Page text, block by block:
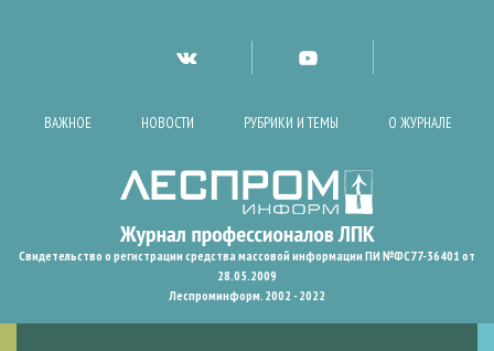
ВАЖНОЕ НОВОСТИ РУБРИКИ И ТЕМЫ О ЖУРНАЛЕ
Свидетельство о регистрации средства массовой информации ПИ №ФС77-36401 от
28.05.2009
Леспроминформ. 2002 - 2022